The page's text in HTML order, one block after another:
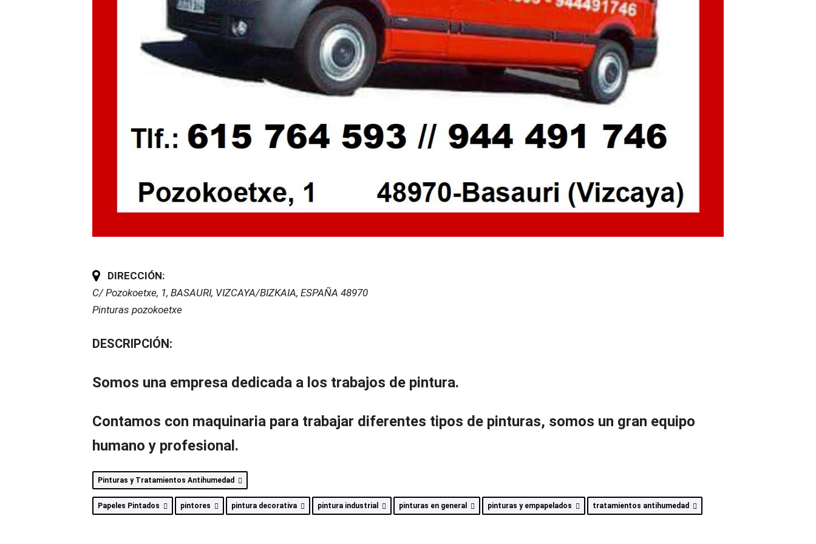
DIRECCIÓN:
C/ Pozokoetxe, 1, BASAURI, VIZCAYA/BIZKAIA, ESPAÑA 48970
Pinturas pozokoetxe
DESCRIPCIÓN:
Somos una empresa dedicada a los trabajos de pintura.
Contamos con maquinaria para trabajar diferentes tipos de pinturas, somos un gran equipo
humano y profesional.
Pinturas y Tratamientos Antihumedad
Papeles Pintados pintores pintura decorativa pintura industrial pinturas en general pinturas y empapelados tratamientos antihumedad